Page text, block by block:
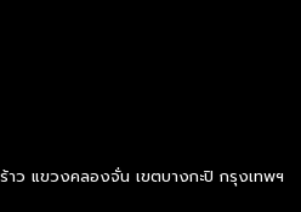
ะกิจกรรมเจรจาจับคู่ธุรกิจทั้งใน
งระหว่างวันที่ 6-9 สิงหาคมนี้ ที่
ล่าวว่า งาน ” Franchise Expo
Selection Expo
ว แขวงคลองจั่น เขตบางกะปิ กรุงเทพฯ